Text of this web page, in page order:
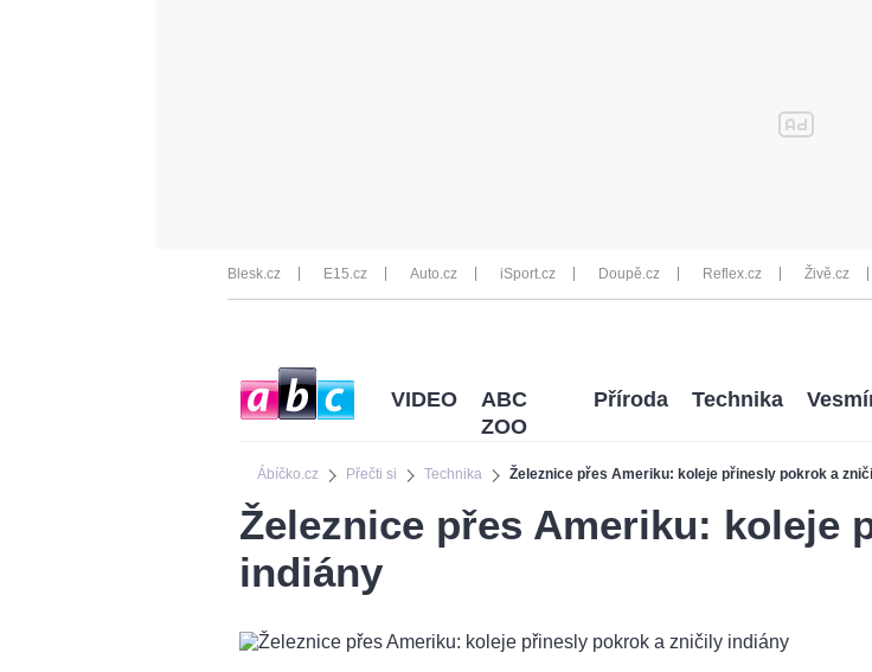
Blesk.cz E15.cz Auto.cz iSport.cz Doupě.cz Reflex.cz Živě.cz
Ábíčko.cz Přečti si Technika Železnice přes Ameriku: koleje přinesly pokrok a
VIDEO
ABC
ZOO
Příroda Technika
Železnice přes Ameriku: koleje
indiány